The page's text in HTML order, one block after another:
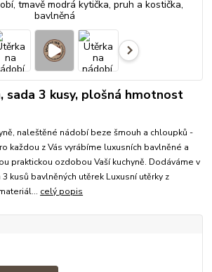
sada 3 kusy, plošná hmotnost
naleštěné nádobí beze šmouh a chloupků -
každou z Vás vyrábíme luxusních bavlněné a
praktickou ozdobou Vaší kuchyně. Dodáváme v
kusů bavlněných utěrek Luxusní utěrky z
celý popis